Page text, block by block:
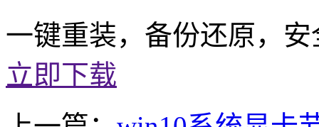
一键重装，备份还原，
立即下载